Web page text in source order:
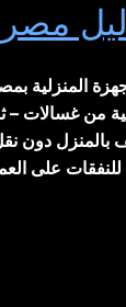
مصر
المنزلية
من غسالات
دون
للنفقات على